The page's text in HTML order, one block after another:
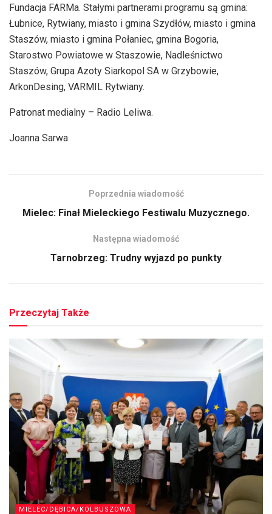
Fundacja FARMa. Stałymi partnerami programu są gmina:
Łubnice, Rytwiany, miasto i gmina Szydłów, miasto i gmina
Staszów, miasto i gmina Połaniec, gmina Bogoria,
Starostwo Powiatowe w Staszowie, Nadleśnictwo
Staszów, Grupa Azoty Siarkopol SA w Grzybowie,
ArkonDesing, VARMIL Rytwiany.
Patronat medialny – Radio Leliwa.
Joanna Sarwa
Poprzednia wiadomość
Mielec: Finał Mieleckiego Festiwalu Muzycznego.
Następna wiadomość
Tarnobrzeg: Trudny wyjazd po punkty
Przeczytaj Także
MIELEC/DĘBICA/KOLBUSZOWA